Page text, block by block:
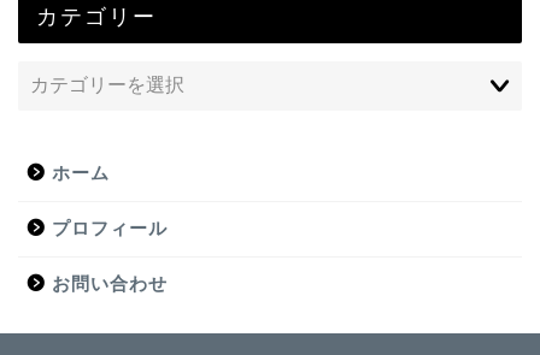
カテゴリー
ホーム
プロフィール
お問い合わせ